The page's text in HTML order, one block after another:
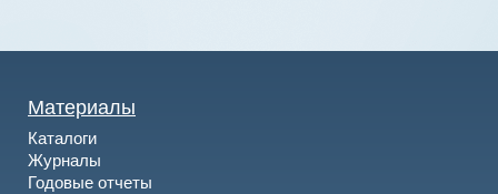
Материалы
Каталоги
Журналы
Годовые отчеты